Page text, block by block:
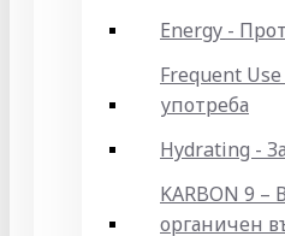
Energy -
Frequent
употреба
Hydrating -
KARBON 9 –
органичен